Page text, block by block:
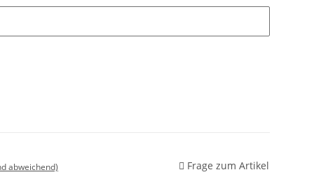
abweichend) Frage zum Artikel